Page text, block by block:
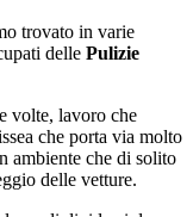
trovato in varie
delle Pulizie
volte, lavoro che
che porta via molto
ambiente che di solito
delle vetture.